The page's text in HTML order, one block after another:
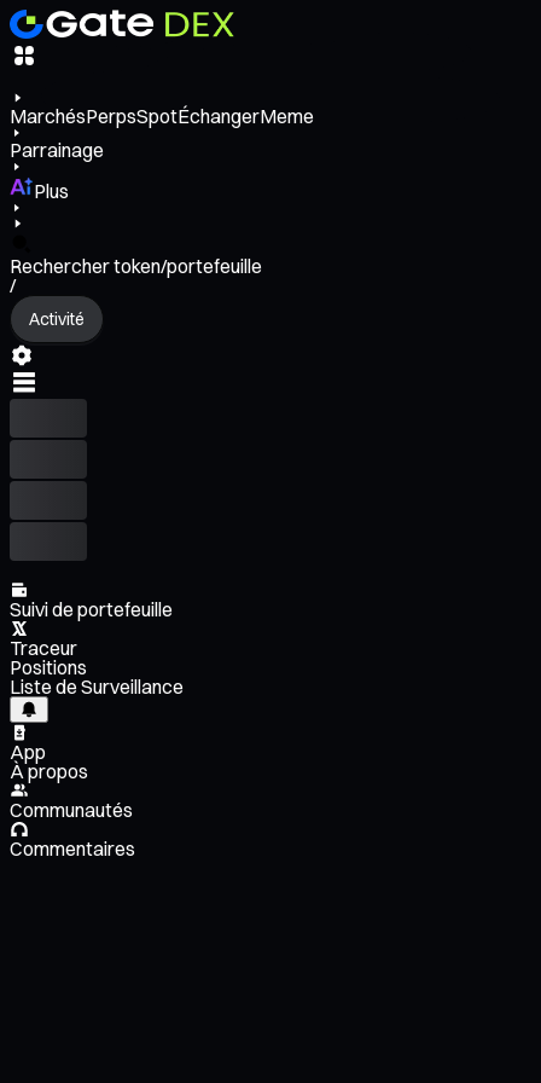
MarchésPerpsSpotÉchangerMeme
Parrainage
Plus
Rechercher token/portefeuille
/
Activité
Suivi de portefeuille
Traceur
Positions
Liste de Surveillance
App
À propos
Communautés
Commentaires